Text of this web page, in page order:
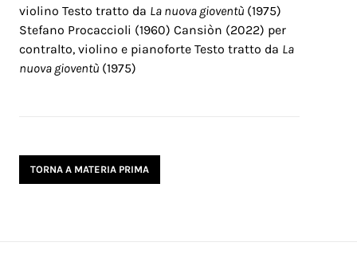
violino Testo tratto da La nuova gioventù (1975)
Stefano Procaccioli (1960) Cansiòn (2022) per
contralto, violino e pianoforte Testo tratto da La
nuova gioventù (1975)
TORNA A MATERIA PRIMA